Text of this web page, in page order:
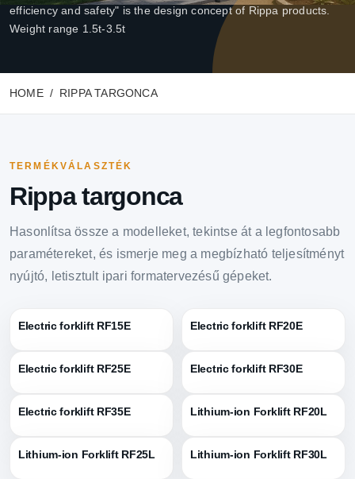
efficiency and safety" is the design concept of Rippa products.
Weight range 1.5t-3.5t
HOME RIPPA TARGONCA
TERMÉKVÁLASZTÉK
Rippa targonca
Hasonlítsa össze a modelleket, tekintse át a legfontosabb
paramétereket, és ismerje meg a megbízható teljesítményt
nyújtó, letisztult ipari formatervezésű gépeket.
Electric forklift RF15E Electric forklift RF20E
Electric forklift RF25E Electric forklift RF30E
Electric forklift RF35E Lithium-ion Forklift RF20L
Lithium-ion Forklift RF25L Lithium-ion Forklift RF30L